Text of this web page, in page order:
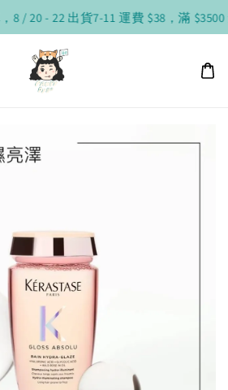
8 / 20 - 22 出貨7-11 運費 $38，滿 $3500